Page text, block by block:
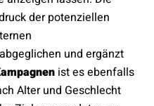
der potenziellen
und ergänzt
ist es ebenfalls
Alter und Geschlecht